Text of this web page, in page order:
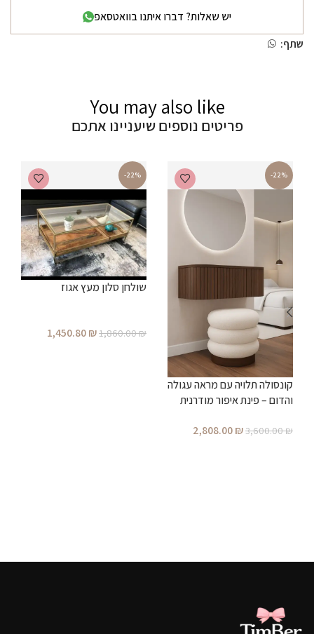
יש שאלות? דברו איתנו בוואטסאפ
שתף:
You may also like
פריטים נוספים שיעניינו אתכם
-22%
קונסולה תלויה עם מראה עגולה
והדום – פינת איפור מודרנית
3,600.00₪
2,808.00₪
-22%
שולחן סלון מעץ אגוז
1,860.00₪
1,450.80₪